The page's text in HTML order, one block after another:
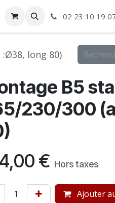
02 23 10 19
long 80)
B5
230/300
€ Hors taxes
Ajouter